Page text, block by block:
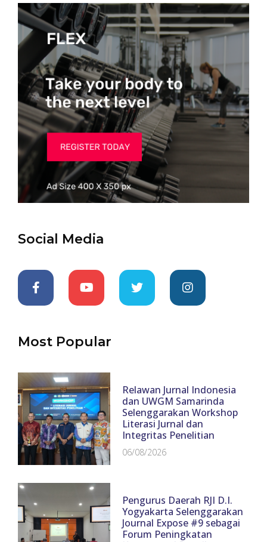
Social Media
Most Popular
Relawan Jurnal Indonesia
dan UWGM Samarinda
Selenggarakan Workshop
Literasi Jurnal dan
Integritas Penelitian
06/08/2026
Pengurus Daerah RJI D.I.
Yogyakarta Selenggarakan
Journal Expose #9 sebagai
Forum Peningkatan